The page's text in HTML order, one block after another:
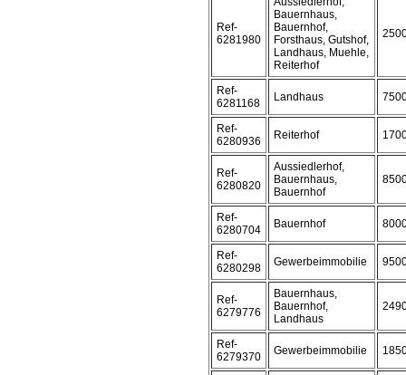
Ref-
6281980
Bauernhaus,
Bauernhof,
Forsthaus, Gutshof,
Landhaus, Muehle,
Reiterhof
Ref-
6281168
Landhaus
Ref-
6280936
Reiterhof
Ref-
6280820
Aussiedlerhof,
Bauernhaus,
Bauernhof
Ref-
6280704
Bauernhof
Ref-
6280298
Gewerbeimmobilie
Ref-
6279776
Bauernhaus,
Bauernhof,
Landhaus
Ref-
6279370
Gewerbeimmobilie